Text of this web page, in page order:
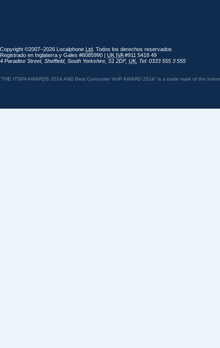
Copyright ©2007–2026 Localphone Ltd . Todos los derechos reservados
Registrado en Inglaterra y Gales #6085990 | UK IVA#911 5418 49
4 Paradise Street, Sheffield, South Yorkshire S1 2DF, UK, Tel: 0333 555 3 555
“THE ITSPA AWARDS 2014 AND Best Consumer VoIP AWARD 2014” is a trade mark of the